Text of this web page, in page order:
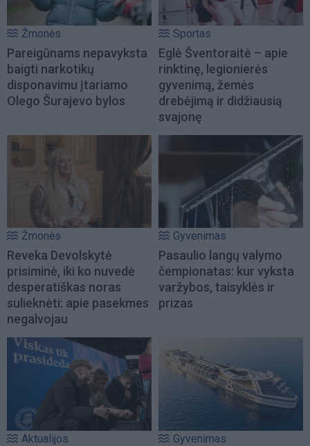
Žmonės
Pareigūnams nepavyksta
baigti narkotikų
disponavimu įtariamo
Olego Šurajevo bylos
Sportas
Eglė Šventoraitė – apie
rinktinę, legionierės
gyvenimą, žemės
drebėjimą ir didžiausią
svajonę
Žmonės
Reveka Devolskytė
prisiminė, iki ko nuvedė
desperatiškas noras
sulieknėti: apie pasekmes
negalvojau
Gyvenimas
Pasaulio langų valymo
čempionatas: kur vyksta
varžybos, taisyklės ir
prizas
Aktualijos Gyvenimas